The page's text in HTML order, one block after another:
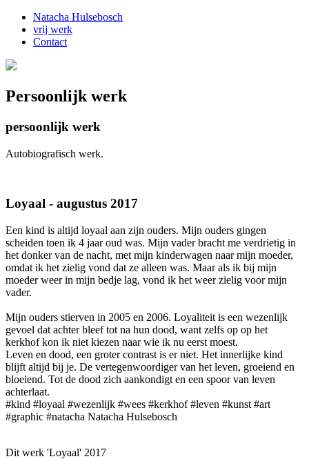
Natacha Hulsebosch
vrij werk
Contact
Persoonlijk werk
persoonlijk werk
Autobiografisch werk.
Loyaal - augustus 2017
Een kind is altijd loyaal aan zijn ouders. Mijn ouders gingen
scheiden toen ik 4 jaar oud was. Mijn vader bracht me verdrietig in
het donker van de nacht, met mijn kinderwagen naar mijn moeder,
omdat ik het zielig vond dat ze alleen was. Maar als ik bij mijn
moeder weer in mijn bedje lag, vond ik het weer zielig voor mijn
vader.
Mijn ouders stierven in 2005 en 2006. Loyaliteit is een wezenlijk
gevoel dat achter bleef tot na hun dood, want zelfs op op het
kerkhof kon ik niet kiezen naar wie ik nu eerst moest.
Leven en dood, een groter contrast is er niet. Het innerlijke kind
blijft altijd bij je. De vertegenwoordiger van het leven, groeiend en
bloeiend. Tot de dood zich aankondigt en een spoor van leven
achterlaat.
#kind #loyaal #wezenlijk #wees #kerkhof #leven #kunst #art
#graphic #natacha Natacha Hulsebosch
Dit werk 'Loyaal' 2017